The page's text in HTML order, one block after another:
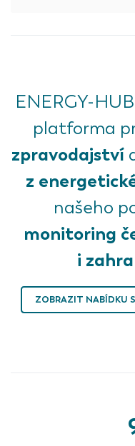
ENERGY-
platforma
zpravodajství
z
našeho
monitoring
i
ZOBRAZIT NABÍDKU